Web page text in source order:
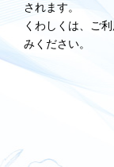
されます。
くわしくは、ご
みください。